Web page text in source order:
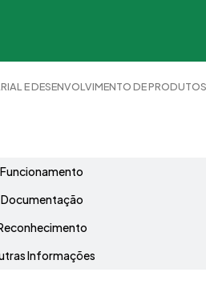
E DESENVOLVIMENTO DE PRODUTOS
Funcionamento
Documentação
Informações